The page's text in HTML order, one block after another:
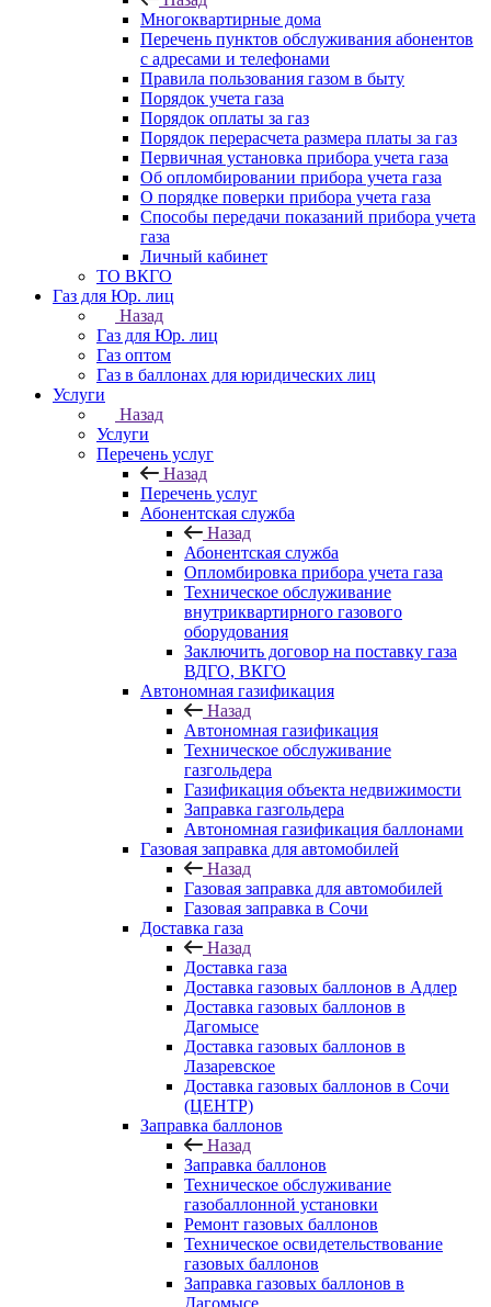
Многоквартирные дома
Перечень пунктов обслуживания абонентов
с адресами и телефонами
Правила пользования газом в быту
Порядок учета газа
Порядок оплаты за газ
Порядок перерасчета размера платы за газ
Первичная установка прибора учета газа
Об опломбировании прибора учета газа
О порядке поверки прибора учета газа
Способы передачи показаний прибора учета
газа
Личный кабинет
ТО ВКГО
Газ для Юр. лиц
Назад
Газ для Юр. лиц
Газ оптом
Газ в баллонах для юридических лиц
Услуги
Назад
Услуги
Перечень услуг
Назад
Перечень услуг
Абонентская служба
Назад
Абонентская служба
Опломбировка прибора учета газа
Техническое обслуживание
внутриквартирного газового
оборудования
Заключить договор на поставку газа
ВДГО, ВКГО
Автономная газификация
Назад
Автономная газификация
Техническое обслуживание
газгольдера
Газификация объекта недвижимости
Заправка газгольдера
Автономная газификация баллонами
Газовая заправка для автомобилей
Назад
Газовая заправка для автомобилей
Газовая заправка в Сочи
Доставка газа
Назад
Доставка газа
Доставка газовых баллонов в Адлер
Доставка газовых баллонов в
Дагомысе
Доставка газовых баллонов в
Лазаревское
Доставка газовых баллонов в Сочи
(ЦЕНТР)
Заправка баллонов
Назад
Заправка баллонов
Техническое обслуживание
газобаллонной установки
Pемонт газовых баллонов
Техническое освидетельствование
газовых баллонов
Заправка газовых баллонов в
Дагомысе